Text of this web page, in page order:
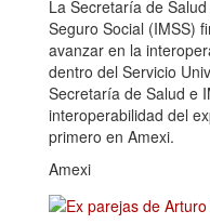
La Secretaría de
Seguro Social (IMSS)
avanzar en la
dentro del Servicio
Secretaría de Salud e
interoperabilidad del
primero en Amexi.
Amexi